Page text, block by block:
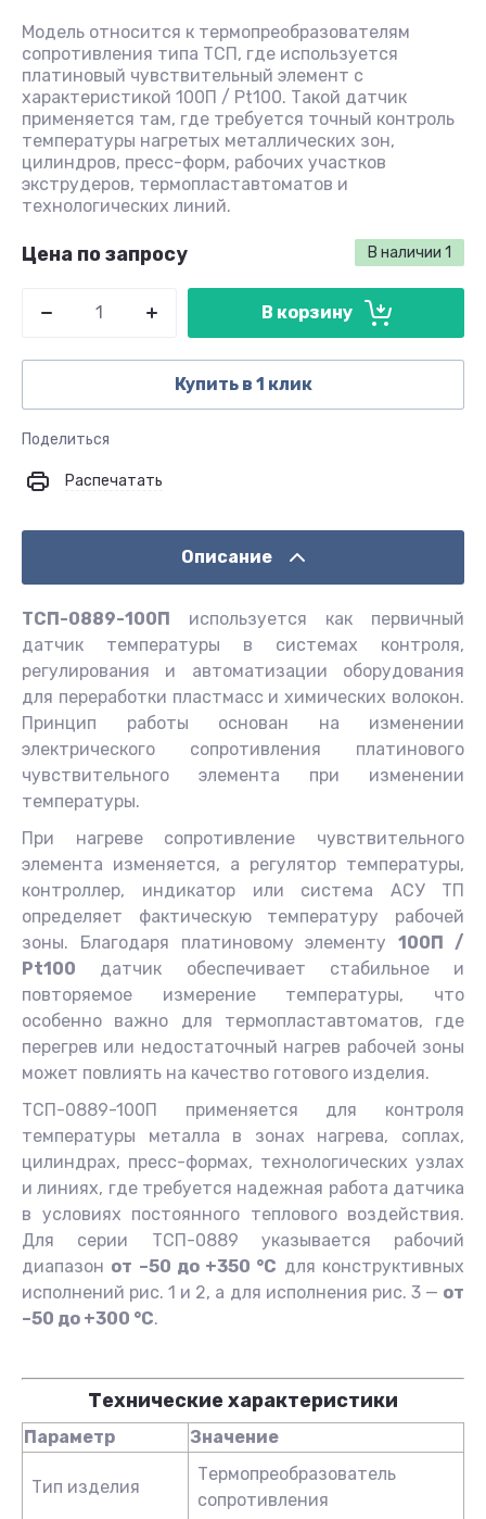
Модель относится к термопреобразователям
сопротивления типа ТСП, где используется
платиновый чувствительный элемент с
характеристикой 100П / Pt100. Такой датчик
применяется там, где требуется точный контроль
температуры нагретых металлических зон,
цилиндров, пресс-форм, рабочих участков
экструдеров, термопластавтоматов и
технологических линий.
В наличии 1
Цена по запросу
В корзину
Купить в 1 клик
Поделиться
Распечатать
Описание
ТСП-0889-100П используется как первичный
датчик температуры в системах контроля,
регулирования и автоматизации оборудования
для переработки пластмасс и химических волокон.
Принцип работы основан на изменении
электрического сопротивления платинового
чувствительного элемента при изменении
температуры.
При нагреве сопротивление чувствительного
элемента изменяется, а регулятор температуры,
контроллер, индикатор или система АСУ ТП
определяет фактическую температуру рабочей
зоны. Благодаря платиновому элементу100П /
Pt100 датчик обеспечивает стабильное и
повторяемое измерение температуры, что
особенно важно для термопластавтоматов, где
перегрев или недостаточный нагрев рабочей зоны
может повлиять на качество готового изделия.
ТСП-0889-100П применяется для контроля
температуры металла в зонах нагрева, соплах,
цилиндрах, пресс-формах, технологических узлах
и линиях, где требуется надежная работа датчика
в условиях постоянного теплового воздействия.
Для серии ТСП-0889 указывается рабочий
диапазон от –50 до +350 °C для конструктивных
исполнений рис. 1 и 2, а для исполнения рис. 3 — от
–50 до +300 °C.
Технические характеристики
Параметр Значение
Тип изделия
Термопреобразователь
сопротивления